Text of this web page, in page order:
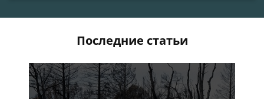
Последние статьи